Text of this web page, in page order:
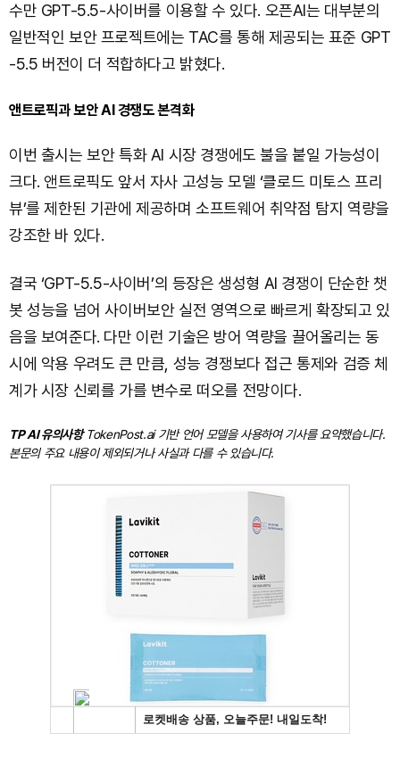
수만 GPT-5.5-사이버를 이용할 수 있다. 오픈AI는 대부분의
일반적인 보안 프로젝트에는 TAC를 통해 제공되는 표준 GPT
-5.5 버전이 더 적합하다고 밝혔다.
앤트로픽과 보안 AI 경쟁도 본격화
이번 출시는 보안 특화 AI 시장 경쟁에도 불을 붙일 가능성이
크다. 앤트로픽도 앞서 자사 고성능 모델 ‘클로드 미토스 프리
뷰’를 제한된 기관에 제공하며 소프트웨어 취약점 탐지 역량을
강조한 바 있다.
결국 ‘GPT-5.5-사이버’의 등장은 생성형 AI 경쟁이 단순한 챗
봇 성능을 넘어 사이버보안 실전 영역으로 빠르게 확장되고 있
음을 보여준다. 다만 이런 기술은 방어 역량을 끌어올리는 동
시에 악용 우려도 큰 만큼, 성능 경쟁보다 접근 통제와 검증 체
계가 시장 신뢰를 가를 변수로 떠오를 전망이다.
TP AI 유의사항TokenPost.ai 기반 언어 모델을 사용하여 기사를 요약했습니다.
본문의 주요 내용이 제외되거나 사실과 다를 수 있습니다.